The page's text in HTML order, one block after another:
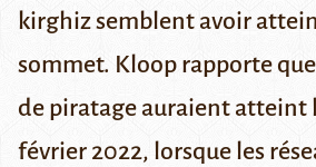
kirghiz semblent avoir
sommet. Kloop rapporte
de piratage auraient atteint
février 2022, lorsque les